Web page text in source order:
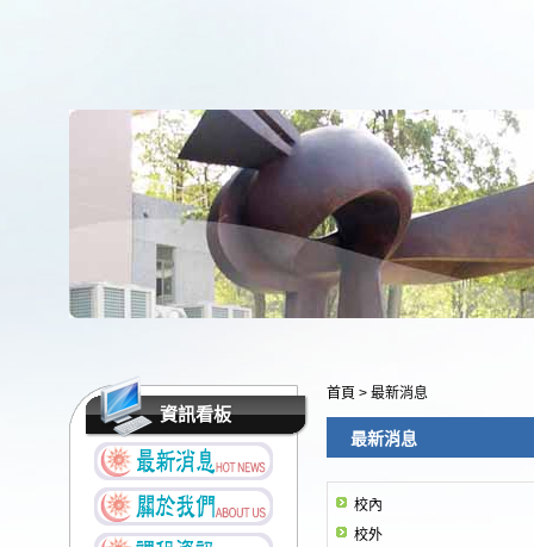
資訊看板
首頁 > 最新消息
最新消息
校內
校外